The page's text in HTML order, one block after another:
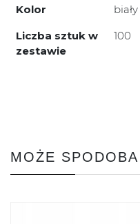
Kolor
biały
Liczba sztuk w
zestawie
100
MOŻE